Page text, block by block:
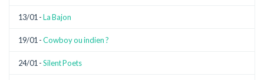
13/01 -La Bajon
19/01 -Cowboy ou indien ?
24/01 -Silent Poets